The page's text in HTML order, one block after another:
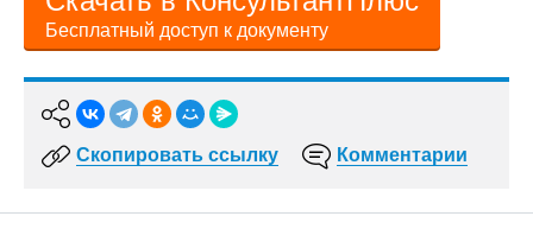
Бесплатный доступ к документу
Скопировать ссылку Комментарии